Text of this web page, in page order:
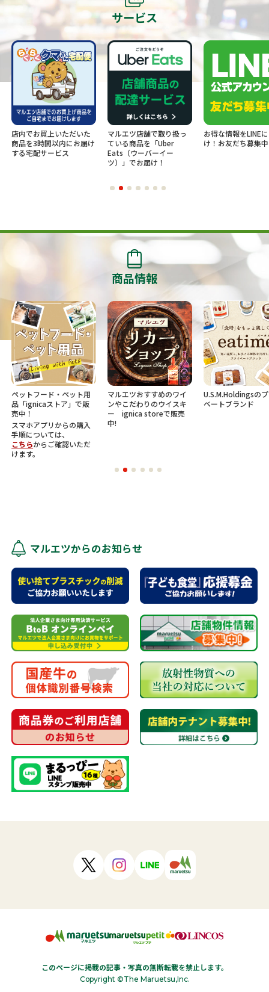
サービス
店内でお買上いただいた
商品を3時間以内にお届け
する宅配サービス
マルエツ店舗で取り扱っ
ている商品を「Uber
Eats（ウーバーイー
ツ）」でお届け！
お得な情報をLINE
け！お友だち募集
商品情報
ペットフード・ペット用
品「ignicaストア」で販
売中！
スマホアプリからの購入
手順については、
こちらからご確認いただ
けます。
マルエツおすすめのワイ
ンやこだわりのウイスキ
ー ignica storeで販売
中!
U.S.M.Holdingsの
ベートブランド
マルエツからのお知らせ
このページに掲載の記事・写真の無断転載を禁止します。
Copyright ©The Maruetsu,Inc.